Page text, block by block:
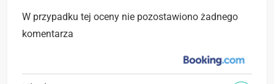
W przypadku tej oceny nie pozostawiono żadnego
komentarza